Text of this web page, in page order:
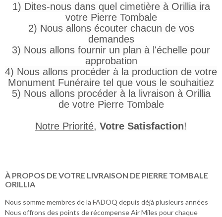
1) Dites-nous dans quel cimetière à Orillia ira
votre Pierre Tombale
2) Nous allons écouter chacun de vos
demandes
3) Nous allons fournir un plan à l'échelle pour
approbation
4) Nous allons procéder à la production de votre
Monument Funéraire tel que vous le souhaitiez
5) Nous allons procéder à la livraison à Orillia
de votre Pierre Tombale
Notre Priorité, Votre Satisfaction!
À PROPOS DE VOTRE LIVRAISON DE PIERRE TOMBALE
ORILLIA
Nous somme membres de la FADOQ depuis déjà plusieurs années
Nous offrons des points de récompense Air Miles pour chaque